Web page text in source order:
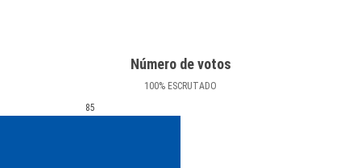
Número de votos
100% ESCRUTADO
85